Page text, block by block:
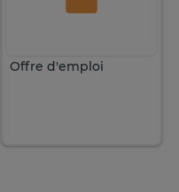
Offre d'emploi